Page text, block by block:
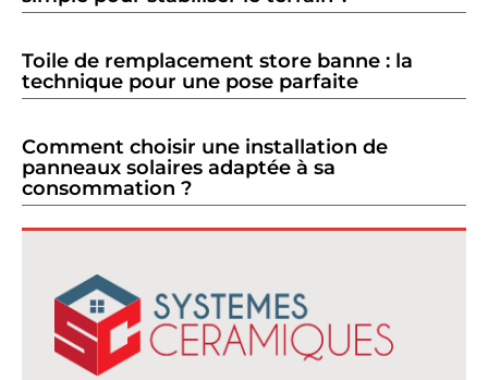
Toile de remplacement store banne : la
technique pour une pose parfaite
Comment choisir une installation de
panneaux solaires adaptée à sa
consommation ?